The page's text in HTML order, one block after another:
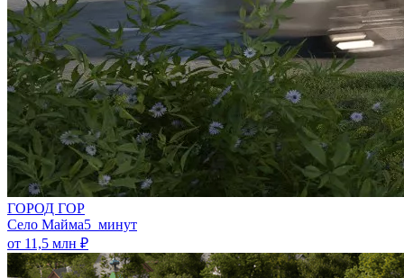
ГОРОД ГОР
Село Майма5 минут
от 11,5 млн ₽